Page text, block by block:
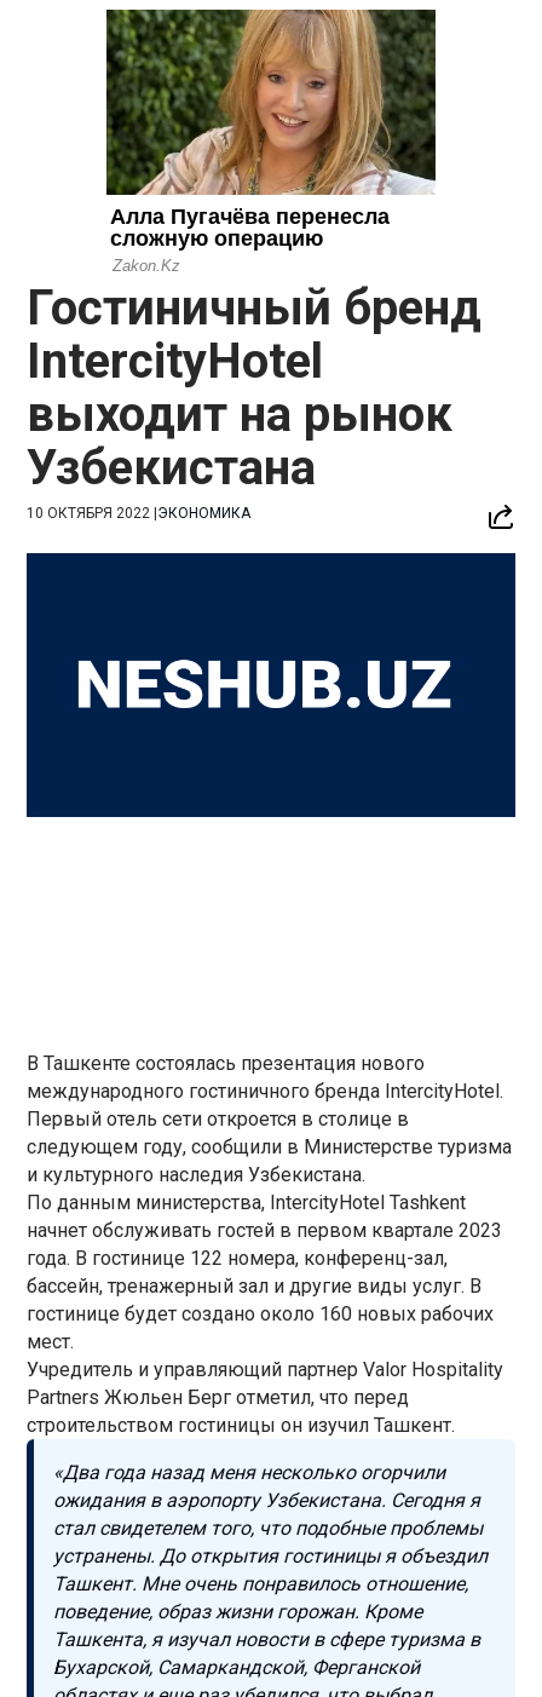
Гостиничный бренд
IntercityHotel
выходит на рынок
Узбекистана
10 ОКТЯБРЯ 2022 |ЭКОНОМИКА
В Ташкенте состоялась презентация нового
международного гостиничного бренда IntercityHotel.
Первый отель сети откроется в столице в
следующем году, сообщили в Министерстве туризма
и культурного наследия Узбекистана.
По данным министерства, IntercityHotel Tashkent
начнет обслуживать гостей в первом квартале 2023
года. В гостинице 122 номера, конференц-зал,
бассейн, тренажерный зал и другие виды услуг. В
гостинице будет создано около 160 новых рабочих
мест.
Учредитель и управляющий партнер Valor Hospitality
Partners Жюльен Берг отметил, что перед
строительством гостиницы он изучил Ташкент.
«Два года назад меня несколько огорчили
ожидания в аэропорту Узбекистана. Сегодня я
стал свидетелем того, что подобные проблемы
устранены. До открытия гостиницы я объездил
Ташкент. Мне очень понравилось отношение,
поведение, образ жизни горожан. Кроме
Ташкента, я изучал новости в сфере туризма в
Бухарской, Самаркандской, Ферганской